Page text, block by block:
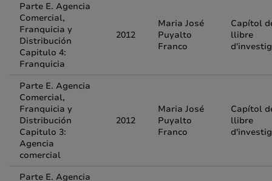
Parte E. Agencia
Comercial,
Franquicia y
Distribución
Capitulo 4:
Franquicia
2012
Maria José
Puyalto
Franco
Capítol
llibre
Parte E. Agencia
Comercial,
Franquicia y
Distribución
Capitulo 3:
Agencia
comercial
2012
Maria José
Puyalto
Franco
Capítol
llibre
Parte E. Agencia